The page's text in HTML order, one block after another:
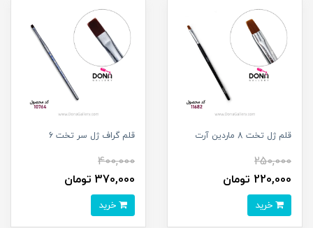
قلم ژل تخت 8 ماردين آرت
250,000
220,000 تومان
قلم گراف ژل سر تخت 6
400,000
370,000 تومان